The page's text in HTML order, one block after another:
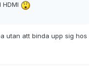
utan att binda upp sig hos